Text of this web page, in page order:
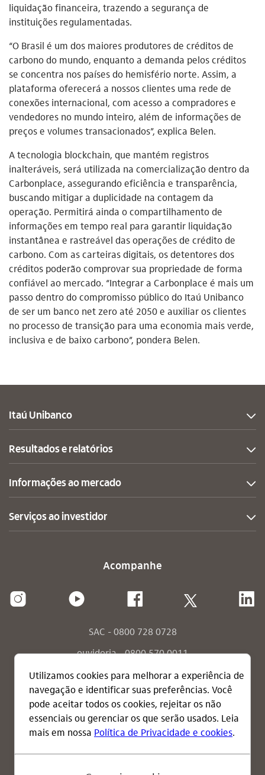
liquidação financeira, trazendo a segurança de
instituições regulamentadas.
“O Brasil é um dos maiores produtores de créditos de
carbono do mundo, enquanto a demanda pelos créditos
se concentra nos países do hemisfério norte. Assim, a
plataforma oferecerá a nossos clientes uma rede de
conexões internacional, com acesso a compradores e
vendedores no mundo inteiro, além de informações de
preços e volumes transacionados”, explica Belen.
A tecnologia blockchain, que mantém registros
inalteráveis, será utilizada na comercialização dentro da
Carbonplace, assegurando eficiência e transparência,
buscando mitigar a duplicidade na contagem da
operação. Permitirá ainda o compartilhamento de
informações em tempo real para garantir liquidação
instantânea e rastreável das operações de crédito de
carbono. Com as carteiras digitais, os detentores dos
créditos poderão comprovar sua propriedade de forma
confiável ao mercado. “Integrar a Carbonplace é mais um
passo dentro do compromisso público do Itaú Unibanco
de ser um banco net zero até 2050 e auxiliar os clientes
no processo de transição para uma economia mais verde,
inclusiva e de baixo carbono”, pondera Belen.
Itaú Unibanco
Resultados e relatórios
Informações ao mercado
Serviços ao investidor
Acompanhe
SAC - 0800 728 0728
ouvidoria - 0800 570 0011
ouvidoria - envie sua mensagem
consumidor.gov.br
termos de uso
política de privacidade